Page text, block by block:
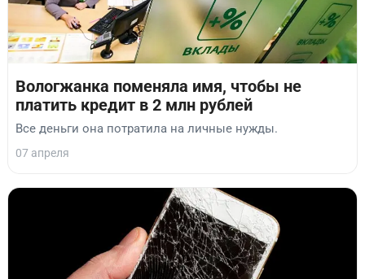
Вологжанка поменяла имя, чтобы не
платить кредит в 2 млн рублей
Все деньги она потратила на личные нужды.
07 апреля